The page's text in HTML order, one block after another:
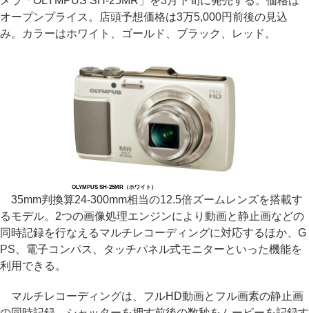
オープンプライス。店頭予想価格は3万5,000円前後の見込
み。カラーはホワイト、ゴールド、ブラック、レッド。
OLYMPUS SH-25MR（ホワイト）
35mm判換算24-300mm相当の12.5倍ズームレンズを搭載す
るモデル。2つの画像処理エンジンにより動画と静止画などの
同時記録を行なえるマルチレコーディングに対応するほか、G
PS、電子コンパス、タッチパネル式モニターといった機能を
利用できる。
マルチレコーディングは、フルHD動画とフル画素の静止画